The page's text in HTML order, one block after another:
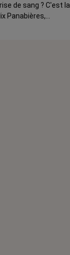
de sang ? C'est la
Panabières,
explique
elle pourrait très